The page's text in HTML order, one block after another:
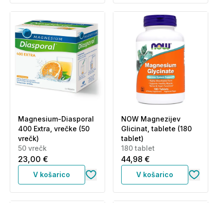
Magnesium-Diasporal
400 Extra, vrečke (50
vrečk)
50 vrečk
23,00 €
V košarico
NOW Magnezijev
Glicinat, tablete (180
tablet)
180 tablet
44,98 €
V košarico